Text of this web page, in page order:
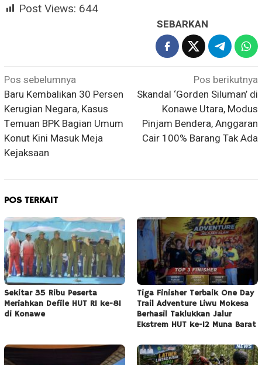
Post Views: 644
SEBARKAN
Navigasi
pos
Pos sebelumnya
Baru Kembalikan 30 Persen
Kerugian Negara, Kasus
Temuan BPK Bagian Umum
Konut Kini Masuk Meja
Kejaksaan
Pos berikutnya
Skandal ‘Gorden Siluman’ di
Konawe Utara, Modus
Pinjam Bendera, Anggaran
Cair 100% Barang Tak Ada
POS TERKAIT
Sekitar 35 Ribu Peserta
Meriahkan Defile HUT RI ke-81
di Konawe
Tiga Finisher Terbaik One Day
Trail Adventure Liwu Mokesa
Berhasil Taklukkan Jalur
Ekstrem HUT ke-12 Muna Barat